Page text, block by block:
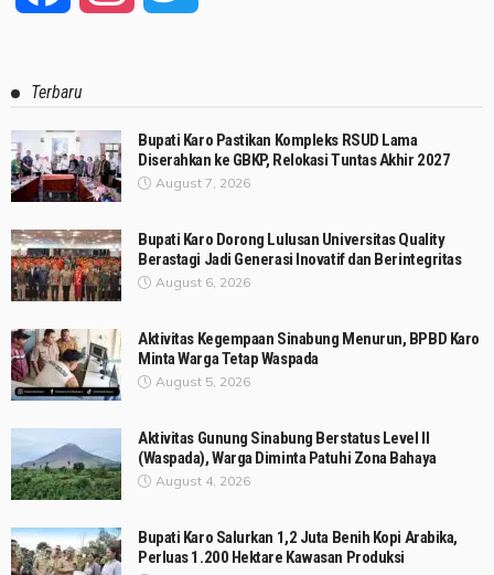
Terbaru
Bupati Karo Pastikan Kompleks RSUD Lama
Diserahkan ke GBKP, Relokasi Tuntas Akhir 2027
August 7, 2026
Bupati Karo Dorong Lulusan Universitas Quality
Berastagi Jadi Generasi Inovatif dan Berintegritas
August 6, 2026
Aktivitas Kegempaan Sinabung Menurun, BPBD Karo
Minta Warga Tetap Waspada
August 5, 2026
Aktivitas Gunung Sinabung Berstatus Level II
(Waspada), Warga Diminta Patuhi Zona Bahaya
August 4, 2026
Bupati Karo Salurkan 1,2 Juta Benih Kopi Arabika,
Perluas 1.200 Hektare Kawasan Produksi